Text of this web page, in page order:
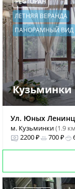
ЛЕТНЯЯ ВЕРАНДА
ПАНОРАМНЫЙ ВИД
Кузьминки
Ул. Юных
м. Кузьминки(1.9
2200 ₽
700 ₽